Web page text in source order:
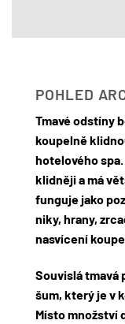
POHLED
Tmavé odstíny
koupelně
hotelového
klidněji a má
funguje jako
niky, hrany,
nasvícení
Souvislá tmavá
šum, který je v
Místo množství